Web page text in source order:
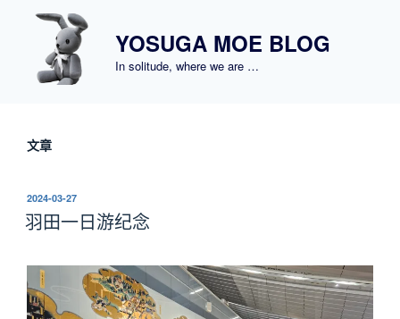
YOSUGA MOE BLOG
In solitude, where we are …
文章
发
布
于
2024-03-27
羽田一日游纪念